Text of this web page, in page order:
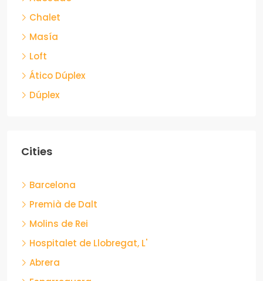
Chalet
Masía
Loft
Ático Dúplex
Dúplex
Cities
Barcelona
Premià de Dalt
Molins de Rei
Hospitalet de Llobregat, L'
Abrera